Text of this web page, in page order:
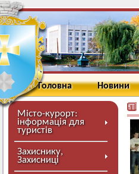
Головна Новини
Місто-курорт:
інформація для
туристів
Захиснику,
Захисниці